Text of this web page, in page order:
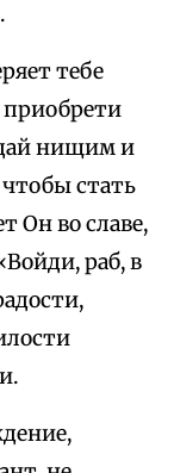
тебе
приобрети
нищим и
стать
Он во славе,
раб, в